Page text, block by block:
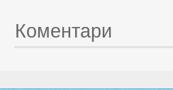
Коментари